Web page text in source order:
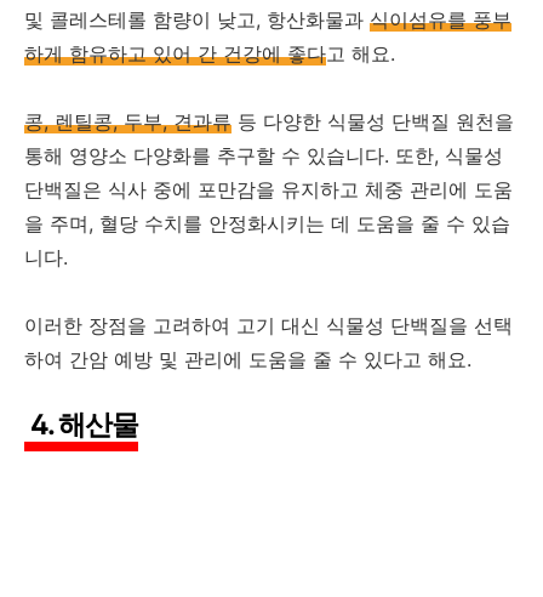
및 콜레스테롤 함량이 낮고, 항산화물과 식이섬유를 풍부
하게 함유하고 있어 간 건강에 좋다고 해요.
콩, 렌틸콩, 두부, 견과류 등 다양한 식물성 단백질 원천을
통해 영양소 다양화를 추구할 수 있습니다. 또한, 식물성
단백질은 식사 중에 포만감을 유지하고 체중 관리에 도움
을 주며, 혈당 수치를 안정화시키는 데 도움을 줄 수 있습
니다.
이러한 장점을 고려하여 고기 대신 식물성 단백질을 선택
하여 간암 예방 및 관리에 도움을 줄 수 있다고 해요.
4. 해산물